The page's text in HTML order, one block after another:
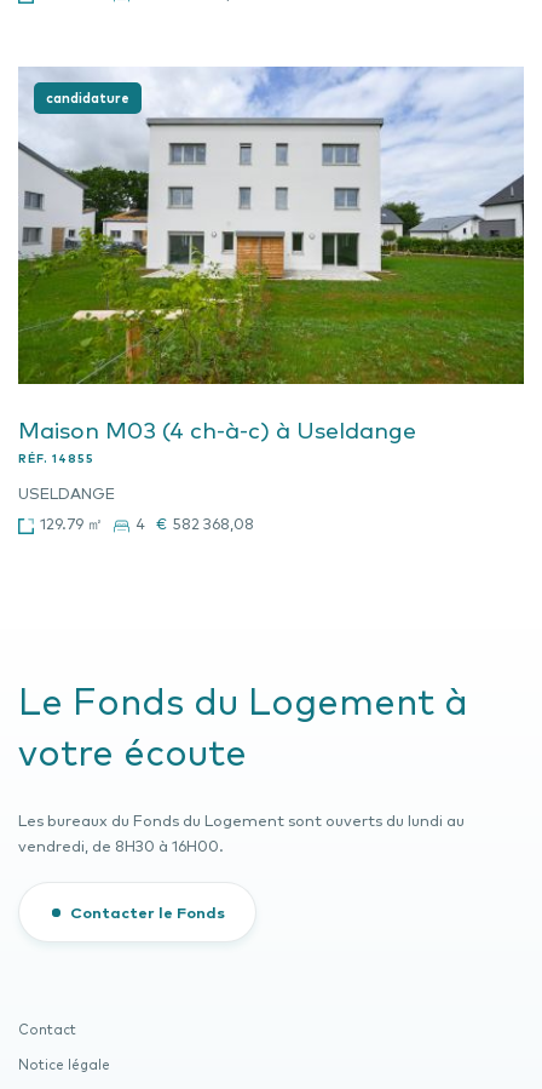
Maison M03 (4 ch-à-c) à Useldange
RÉF. 14855
USELDANGE
129.79 ㎡
4 € 582 368,08
candidature
Le Fonds du Logement à
votre écoute
Les bureaux du Fonds du Logement sont ouverts du lundi au
vendredi, de 8H30 à 16H00.
Contacter le Fonds
Contact
Notice légale